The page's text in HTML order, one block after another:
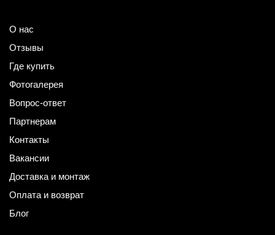
О нас
Отзывы
Где купить
Фотогалерея
Вопрос-ответ
Партнерам
Контакты
Вакансии
Доставка и монтаж
Оплата и возврат
Блог